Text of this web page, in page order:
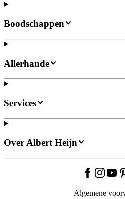
Boodschappen
Allerhande
Services
Over Albert Heijn
Algemene